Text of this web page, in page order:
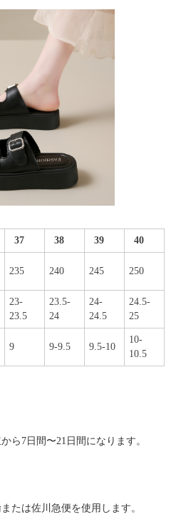
37 38 39 40
235 240 245 250
23-
23.5
23.5-
24
24-
24.5
24.5-
25
9 9-9.5 9.5-10
10-
10.5
ら7日間〜21日間になります。
たは佐川急便を使用します。